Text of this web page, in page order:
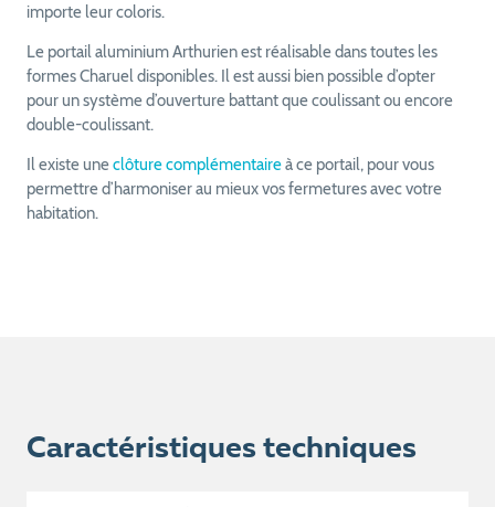
importe leur coloris.
Le portail aluminium Arthurien est réalisable dans toutes les
formes Charuel disponibles. Il est aussi bien possible d’opter
pour un système d’ouverture battant que coulissant ou encore
double-coulissant.
Il existe uneclôture complémentaireà ce portail, pour vous
permettre d’harmoniser au mieux vos fermetures avec votre
habitation.
Caractéristiques techniques